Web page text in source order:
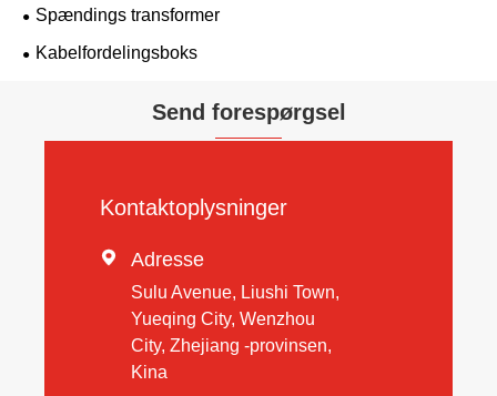
Spændings transformer
Kabelfordelingsboks
Send forespørgsel
Kontaktoplysninger
 Adresse
Sulu Avenue, Liushi Town,
Yueqing City, Wenzhou
City, Zhejiang -provinsen,
Kina